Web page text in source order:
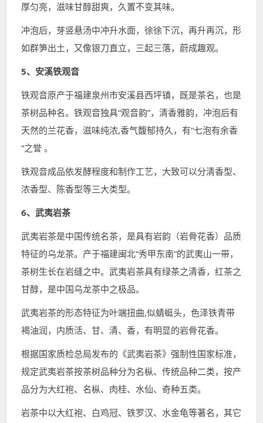
厚匀亮，滋味甘醇甜爽，久置不变其味。
冲泡后，芽竖悬汤中冲升水面，徐徐下沉，再升再沉，形
如群笋出土，又像银刀直立，三起三落，蔚成趣观。
5、安溪铁观音
铁观音原产于福建泉州市安溪县西坪镇，既是茶名，也是
茶树品种名。铁观音独具“观音韵”，清香雅韵，冲泡后有
天然的兰花香，滋味纯浓,香气馥郁持久，有“七泡有余香
“之誉 。
铁观音成品依发酵程度和制作工艺，大致可以分清香型、
浓香型、陈香型等三大类型。
6、武夷岩茶
武夷岩茶是中国传统名茶，是具有岩韵（岩骨花香）品质
特征的乌龙茶。产于福建闽北“秀甲东南”的武夷山一带，
茶树生长在岩缝之中。武夷岩茶具有绿茶之清香，红茶之
甘醇，是中国乌龙茶中之极品。
武夷岩茶的形态特征为叶端扭曲,似蜻蜓头，色泽铁青带
褐油润，内质活、甘、清、香，有明显的岩骨花香。
根据国家质检总局发布的《武夷岩茶》强制性国家标准，
规定武夷岩茶按茶树品种分为名枞、传统品种二类，按产
品分为大红袍、名枞、肉桂、水仙、奇种五类。
岩茶中以大红袍、白鸡冠、铁罗汉、水金龟等著名，其它